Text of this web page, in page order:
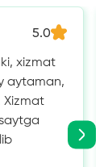
5.0
xizmat
aytaman,
Xizmat